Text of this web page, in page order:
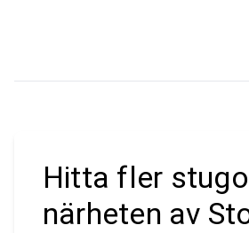
Hitta fler
närheten av